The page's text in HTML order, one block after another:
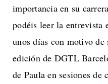
importancia en su
podéis leer la entrevista
unos días con motivo
edición de DGTL
de Paula en sesiones de